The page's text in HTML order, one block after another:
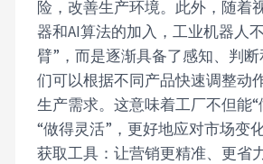
险，改善生产环境。此外，随着
器和AI算法的加入，工业机器人
臂”，而是逐渐具备了感知、判
们可以根据不同产品快速调整动
生产需求。这意味着工厂不但能
“做得灵活”，更好地应对市场变
获取工具：让营销更精准、更省